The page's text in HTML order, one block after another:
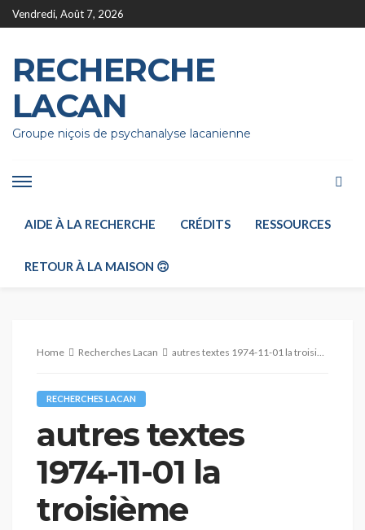
Vendredi, Août 7, 2026
RECHERCHE
LACAN
Groupe niçois de psychanalyse lacanienne
AIDE À LA RECHERCHE CRÉDITS RESSOURCES
RETOUR À LA MAISON 🙃
Home Recherches Lacan autres textes 1974-11-01 la troisième
RECHERCHES LACAN
autres textes
1974-11-01 la
troisième